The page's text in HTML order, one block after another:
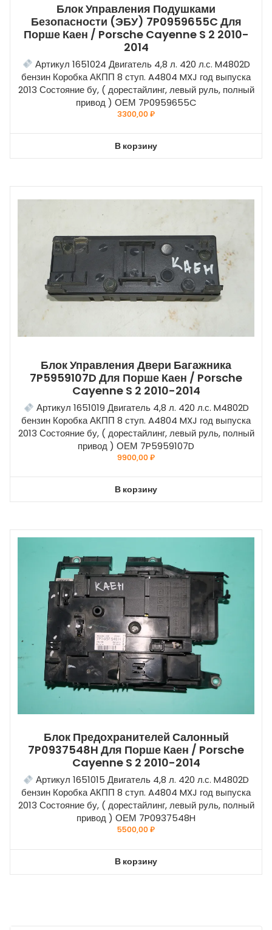
Блок Управления Подушками
Безопасности (ЭБУ) 7P0959655C Для
Порше Каен / Porsche Cayenne S 2 2010-
2014
Артикул 1651024 Двигатель 4,8 л. 420 л.с. M4802D
бензин Коробка АКПП 8 ступ. A4804 MXJ год выпуска
2013 Состояние бу, ( дорестайлинг, левый руль, полный
привод ) ОЕМ 7P0959655C
3300,00₽
В корзину
Блок Управления Двери Багажника
7P5959107D Для Порше Каен / Porsche
Cayenne S 2 2010-2014
Артикул 1651019 Двигатель 4,8 л. 420 л.с. M4802D
бензин Коробка АКПП 8 ступ. A4804 MXJ год выпуска
2013 Состояние бу, ( дорестайлинг, левый руль, полный
привод ) ОЕМ 7P5959107D
9900,00₽
В корзину
Блок Предохранителей Салонный
7P0937548H Для Порше Каен / Porsche
Cayenne S 2 2010-2014
Артикул 1651015 Двигатель 4,8 л. 420 л.с. M4802D
бензин Коробка АКПП 8 ступ. A4804 MXJ год выпуска
2013 Состояние бу, ( дорестайлинг, левый руль, полный
привод ) ОЕМ 7P0937548H
5500,00₽
В корзину